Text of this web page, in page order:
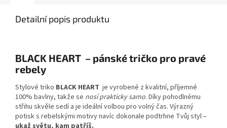
Detailní popis produktu
BLACK HEART – pánské tričko pro pravé
rebely
Stylové triko BLACK HEART je vyrobené z kvalitní, příjemné
100% bavlny, takže se nosí prakticky samo. Díky pohodlnému
střihu skvěle sedí a je ideální volbou pro volný čas. Výrazný
potisk s rebelskými motivy navíc dokonale podtrhne Tvůj styl –